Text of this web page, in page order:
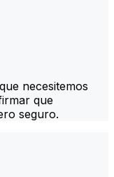
necesitemos
que
seguro.